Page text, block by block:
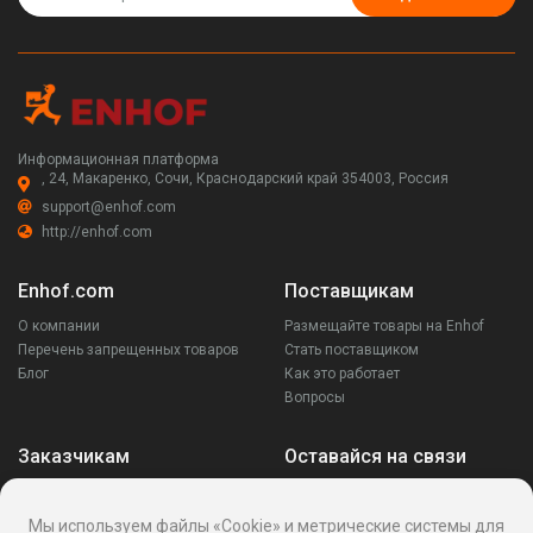
Информационная платформа
, 24, Макаренко, Сочи, Краснодарский край 354003, Россия
support@enhof.com
http://enhof.com
Enhof.com
О компании
Перечень запрещенных товаров
Блог
Поставщикам
Размещайте товары на Enhof
Стать поставщиком
Как это работает
Вопросы
Заказчикам
Ваши запросы
Оставайся на связи
Мы используем файлы «Cookie» и метрические системы для